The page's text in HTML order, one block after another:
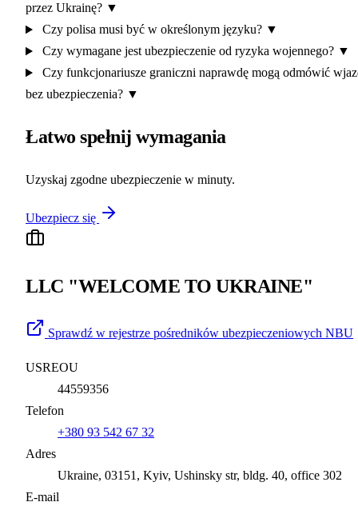
przez Ukrainę? ▼
Czy polisa musi być w określonym języku? ▼
Czy wymagane jest ubezpieczenie od ryzyka wojennego? ▼
Czy funkcjonariusze graniczni naprawdę mogą odmówić
bez ubezpieczenia? ▼
Łatwo spełnij wymagania
Uzyskaj zgodne ubezpieczenie w minuty.
Ubezpiecz się
LLC "WELCOME TO UKRAINE"
Sprawdź w rejestrze pośredników ubezpieczeniowych NBU
USREOU
44559356
Telefon
+380 93 542 67 32
Adres
Ukraine, 03151, Kyiv, Ushinsky str, bldg. 40, office 302
E-mail